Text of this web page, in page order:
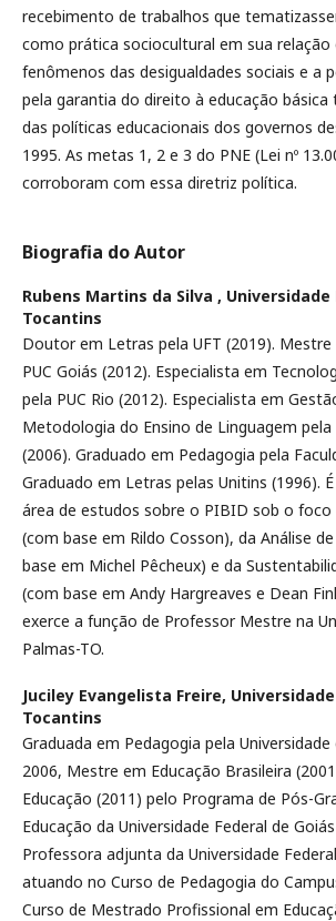
recebimento de trabalhos que
como prática sociocultural em sua relação
fenômenos das desigualdades sociais e a
pela garantia do direito à educação
das políticas educacionais dos governos
1995. As metas 1, 2 e 3 do PNE (Lei nº
corroboram com essa diretriz política.
Biografia do Autor
Rubens Martins da Silva ,
Tocantins
Doutor em Letras pela UFT (2019).
PUC Goiás (2012). Especialista em
pela PUC Rio (2012). Especialista em
Metodologia do Ensino de Linguagem pela
(2006). Graduado em Pedagogia pela
Graduado em Letras pelas Unitins (1996).
área de estudos sobre o PIBID sob o
(com base em Rildo Cosson), da Análise
base em Michel Pêcheux) e da
(com base em Andy Hargreaves e Dean
exerce a função de Professor Mestre na
Palmas-TO.
Juciley Evangelista Freire,
Tocantins
Graduada em Pedagogia pela
2006, Mestre em Educação Brasileira
Educação (2011) pelo Programa de Pós-
Educação da Universidade Federal de Goiás
Professora adjunta da Universidade
atuando no Curso de Pedagogia do
Curso de Mestrado Profissional em